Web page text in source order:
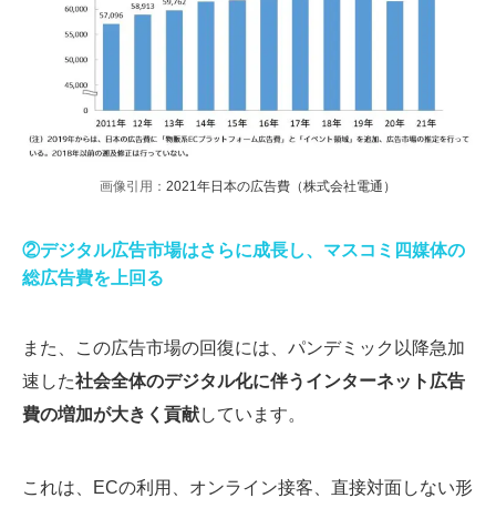
画像引用： 2021年日本の広告費（株式会社電通）
②デジタル広告市場はさらに成長し、マスコミ四媒体の
総広告費を上回る
また、この広告市場の回復には、パンデミック以降急加
速した社会全体のデジタル化に伴うインターネット広告
費の増加が大きく貢献しています。
これは、ECの利用、オンライン接客、直接対面しない形